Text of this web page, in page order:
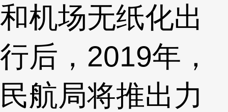
和机场无纸化出
行后，2019年，
民航局将推出力